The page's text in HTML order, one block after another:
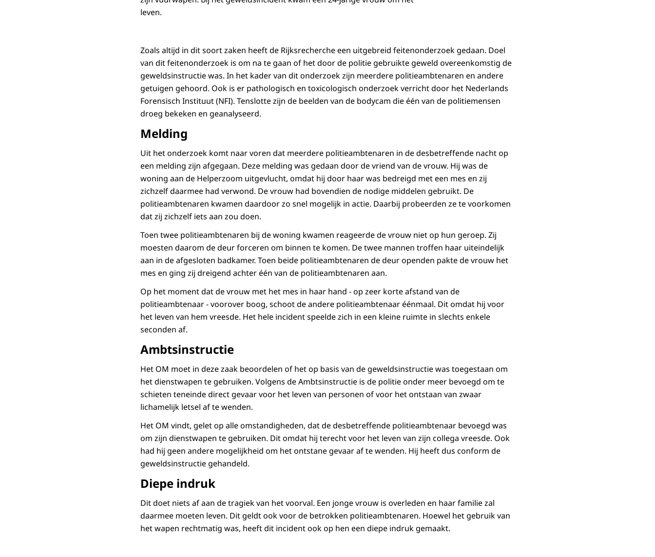
leven.
Zoals altijd in dit soort zaken heeft de Rijksrecherche een uitgebreid feitenonderzoek gedaan. Doel
van dit feitenonderzoek is om na te gaan of het door de politie gebruikte geweld overeenkomstig de
geweldsinstructie was. In het kader van dit onderzoek zijn meerdere politieambtenaren en andere
getuigen gehoord. Ook is er pathologisch en toxicologisch onderzoek verricht door het Nederlands
Forensisch Instituut (NFI). Tenslotte zijn de beelden van de bodycam die één van de politiemensen
droeg bekeken en geanalyseerd.
Melding
Uit het onderzoek komt naar voren dat meerdere politieambtenaren in de desbetreffende nacht op
een melding zijn afgegaan. Deze melding was gedaan door de vriend van de vrouw. Hij was de
woning aan de Helperzoom uitgevlucht, omdat hij door haar was bedreigd met een mes en zij
zichzelf daarmee had verwond. De vrouw had bovendien de nodige middelen gebruikt. De
politieambtenaren kwamen daardoor zo snel mogelijk in actie. Daarbij probeerden ze te voorkomen
dat zij zichzelf iets aan zou doen.
Toen twee politieambtenaren bij de woning kwamen reageerde de vrouw niet op hun geroep. Zij
moesten daarom de deur forceren om binnen te komen. De twee mannen troffen haar uiteindelijk
aan in de afgesloten badkamer. Toen beide politieambtenaren de deur openden pakte de vrouw het
mes en ging zij dreigend achter één van de politieambtenaren aan.
Op het moment dat de vrouw met het mes in haar hand - op zeer korte afstand van de
politieambtenaar - voorover boog, schoot de andere politieambtenaar éénmaal. Dit omdat hij voor
het leven van hem vreesde. Het hele incident speelde zich in een kleine ruimte in slechts enkele
seconden af.
Ambtsinstructie
Het OM moet in deze zaak beoordelen of het op basis van de geweldsinstructie was toegestaan om
het dienstwapen te gebruiken. Volgens de Ambtsinstructie is de politie onder meer bevoegd om te
schieten teneinde direct gevaar voor het leven van personen of voor het ontstaan van zwaar
lichamelijk letsel af te wenden.
Het OM vindt, gelet op alle omstandigheden, dat de desbetreffende politieambtenaar bevoegd was
om zijn dienstwapen te gebruiken. Dit omdat hij terecht voor het leven van zijn collega vreesde. Ook
had hij geen andere mogelijkheid om het ontstane gevaar af te wenden. Hij heeft dus conform de
geweldsinstructie gehandeld.
Diepe indruk
Dit doet niets af aan de tragiek van het voorval. Een jonge vrouw is overleden en haar familie zal
daarmee moeten leven. Dit geldt ook voor de betrokken politieambtenaren. Hoewel het gebruik van
het wapen rechtmatig was, heeft dit incident ook op hen een diepe indruk gemaakt.